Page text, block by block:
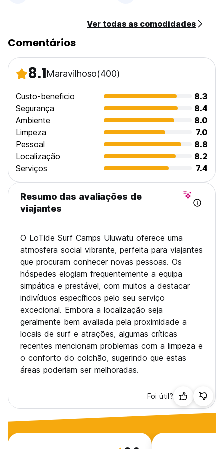
Ver todas as comodidades
Comentários
8.1Maravilhoso(400)
Custo-beneficio
8.3
Segurança
8.4
Ambiente
8.0
Limpeza
7.0
Pessoal
8.8
Localização
8.2
Serviços
7.4
Resumo das avaliações de
viajantes
O LoTide Surf Camps Uluwatu oferece uma
atmosfera social vibrante, perfeita para viajantes
que procuram conhecer novas pessoas. Os
hóspedes elogiam frequentemente a equipa
simpática e prestável, com muitos a destacar
indivíduos específicos pelo seu serviço
excecional. Embora a localização seja
geralmente bem avaliada pela proximidade a
locais de surf e atrações, algumas críticas
recentes mencionam problemas com a limpeza e
o conforto do colchão, sugerindo que estas
áreas poderiam ser melhoradas.
Foi útil?